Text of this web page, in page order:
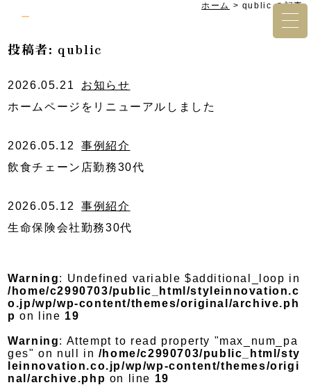
ホーム > qublic の記事
投稿者: qublic
2026.05.21
お知らせ
ホームページをリニューアルしました
2026.05.12
事例紹介
飲食チェーン店勤務30代
2026.05.12
事例紹介
生命保険会社勤務30代
Warning: Undefined variable $additional_loop in
/home/c2990703/public_html/styleinnovation.c
o.jp/wp/wp-content/themes/original/archive.ph
p on line 19
Warning: Attempt to read property "max_num_pa
ges" on null in /home/c2990703/public_html/sty
leinnovation.co.jp/wp/wp-content/themes/origi
nal/archive.php on line 19